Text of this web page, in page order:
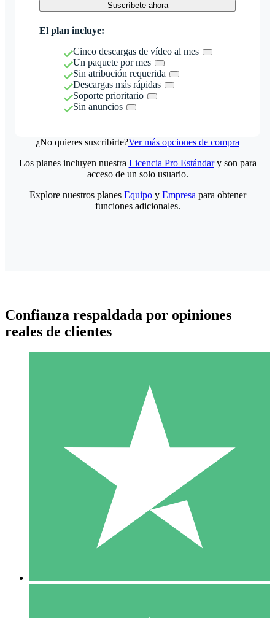
Suscríbete ahora
El plan incluye:
Cinco descargas de vídeo al mes
Un paquete por mes
Sin atribución requerida
Descargas más rápidas
Soporte prioritario
Sin anuncios
¿No quieres suscribirte?Ver más opciones de compra
Paquetes de Créditos Individuales
Paga según el uso con créditos de descarga. Sin compromiso
10 00
Los planes incluyen nuestra Licencia Pro Estándary son para
acceso de un solo usuario.
Explore nuestros planes Equipoy Empresa para obtener
funciones adicionales.
Confianza respaldada por opiniones
reales de clientes